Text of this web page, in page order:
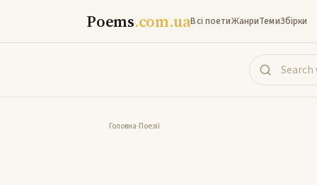
Poems.com.uaВсі поетиЖанриТемиЗбірки
Головна-Поезії